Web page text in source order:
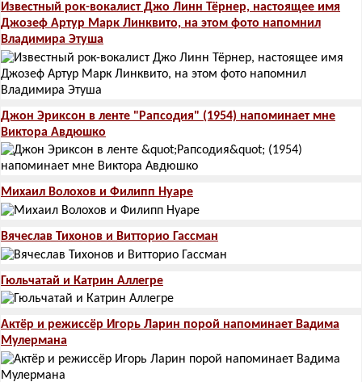
Известный рок-вокалист Джо Линн Тёрнер, настоящее имя
Джозеф Артур Марк Линквито, на этом фото напомнил
Владимира Этуша
Джон Эриксон в ленте "Рапсодия" (1954) напоминает мне
Виктора Авдюшко
Михаил Волохов и Филипп Нуаре
Вячеслав Тихонов и Витторио Гассман
Гюльчатай и Катрин Аллегре
Актёр и режиссёр Игорь Ларин порой напоминает Вадима
Мулермана